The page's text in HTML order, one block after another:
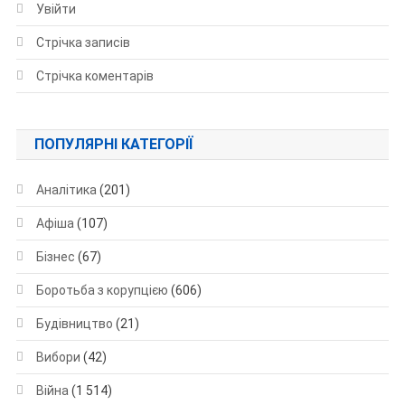
Увійти
Стрічка записів
Стрічка коментарів
ПОПУЛЯРНІ КАТЕГОРІЇ
Аналітика (201)
Афіша (107)
Бізнес (67)
Боротьба з корупцією (606)
Будівництво (21)
Вибори (42)
Війна (1 514)